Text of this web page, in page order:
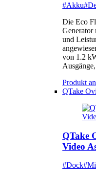
#Akku
Die Eco
Generator
und
von 1.2
Produkt
QTake
QTake
Video
#Dock